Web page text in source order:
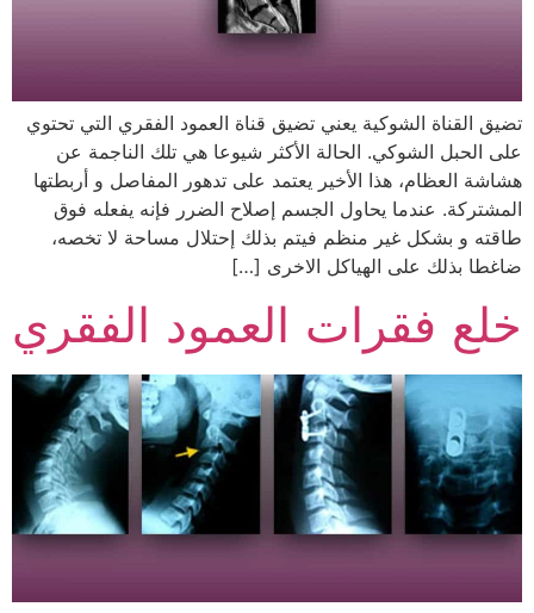
تضيق القناة الشوكية يعني تضيق قناة العمود الفقري التي تحتوي
على الحبل الشوكي. الحالة الأكثر شيوعا هي تلك الناجمة عن
هشاشة العظام، هذا الأخير يعتمد على تدهور المفاصل و أربطتها
المشتركة. عندما يحاول الجسم إصلاح الضرر فإنه يفعله فوق
طاقته و بشكل غير منظم فيتم بذلك إحتلال مساحة لا تخصه،
ضاغطا بذلك على الهياكل الاخرى […]
خلع فقرات العمود الفقري